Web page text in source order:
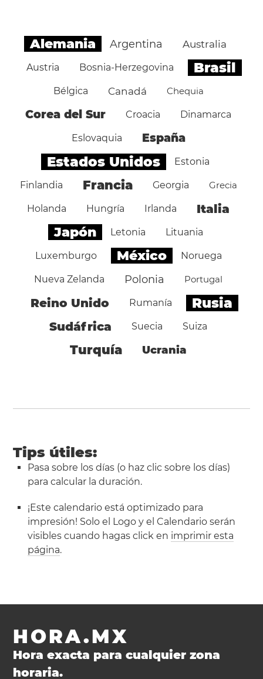
Alemania Argentina Australia
Austria Bosnia-Herzegovina Brasil
Bélgica Canadá Chequia
Corea del Sur Croacia Dinamarca
Eslovaquia España
Estados Unidos Estonia
Finlandia Francia Georgia Grecia
Holanda Hungría Irlanda Italia
Japón Letonia Lituania
Luxemburgo México Noruega
Nueva Zelanda Polonia Portugal
Reino Unido Rumanía Rusia
Sudáfrica Suecia Suiza
Turquía Ucrania
Tips útiles:
Pasa sobre los días (o haz clic sobre los días)
para calcular la duración.
¡Este calendario está optimizado para
impresión! Solo el Logo y el Calendario serán
visibles cuando hagas click en imprimir esta
página.
HORA.MX
Hora exacta para cualquier zona
horaria.